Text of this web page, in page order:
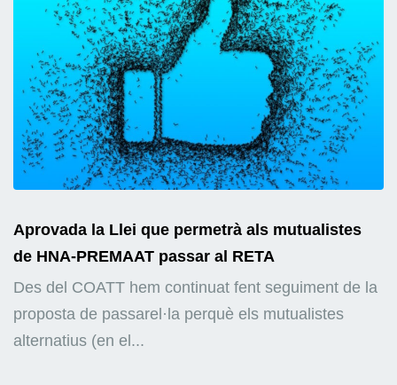
Aprovada la Llei que permetrà als mutualistes
de HNA-PREMAAT passar al RETA
Des del COATT hem continuat fent seguiment de la
proposta de passarel·la perquè els mutualistes
alternatius (en el...